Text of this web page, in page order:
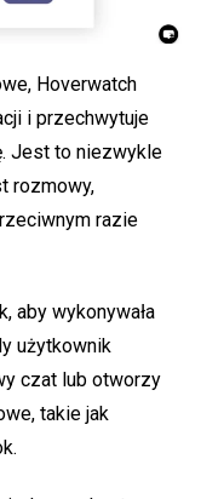
Hoverwatch
i przechwytuje
Jest to niezwykle
rozmowy,
razie
aby wykonywała
użytkownik
czat lub otworzy
takie jak